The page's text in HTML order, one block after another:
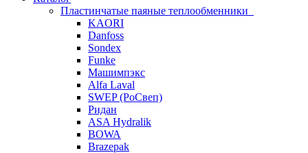
Пластинчатые паяные теплообменники
KAORI
Danfoss
Sondex
Funke
Машимпэкс
Alfa Laval
SWEP (РоСвеп)
Ридан
ASA Hydralik
BOWA
Brazepak